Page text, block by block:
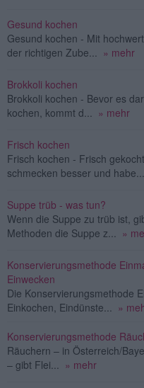
Gesund kochen
Gesund kochen - Mit
der richtigen Zube...
» mehr
Brokkoli kochen
Brokkoli kochen - Bevor es
kochen, kommt d...
» mehr
Frisch kochen
Frisch kochen - Frisch
schmecken besser und habe...
Suppe trüb - was tun?
Wenn die Suppe zu trüb ist,
Methoden die Suppe z...
»
Konservierungsmethode
Einwecken
Die Konservierungsmethode
Einkochen, Eindünste...
»
Konservierungsmethode
Räuchern – in Österreich/
– gibt Flei...
» mehr